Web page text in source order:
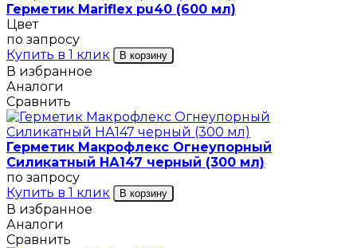
Герметик Mariflex pu40 (600 мл)
Цвет
по запросу
Купить в 1 клик
В корзину
В избранное
Аналоги
Сравнить
Герметик Макрофлекс Огнеупорный
Силикатный НА147 черный (300 мл)
по запросу
Купить в 1 клик
В корзину
В избранное
Аналоги
Сравнить